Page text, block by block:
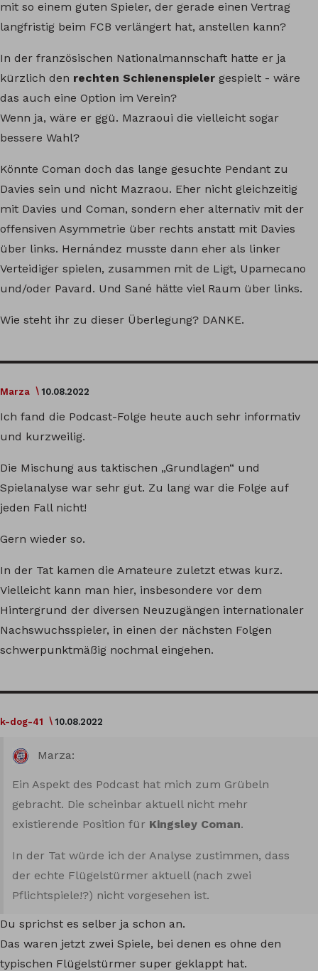
mit so einem guten Spieler, der gerade einen Vertrag
langfristig beim FCB verlängert hat, anstellen kann?
In der französischen Nationalmannschaft hatte er ja
kürzlich den rechten Schienenspieler gespielt - wäre
das auch eine Option im Verein?
Wenn ja, wäre er ggü. Mazraoui die vielleicht sogar
bessere Wahl?
Könnte Coman doch das lange gesuchte Pendant zu
Davies sein und nicht Mazraou. Eher nicht gleichzeitig
mit Davies und Coman, sondern eher alternativ mit der
offensiven Asymmetrie über rechts anstatt mit Davies
über links. Hernández musste dann eher als linker
Verteidiger spielen, zusammen mit de Ligt, Upamecano
und/oder Pavard. Und Sané hätte viel Raum über links.
Wie steht ihr zu dieser Überlegung? DANKE.
Marza 10.08.2022
Ich fand die Podcast-Folge heute auch sehr informativ
und kurzweilig.
Die Mischung aus taktischen „Grundlagen“ und
Spielanalyse war sehr gut. Zu lang war die Folge auf
jeden Fall nicht!
Gern wieder so.
In der Tat kamen die Amateure zuletzt etwas kurz.
Vielleicht kann man hier, insbesondere vor dem
Hintergrund der diversen Neuzugängen internationaler
Nachswuchsspieler, in einen der nächsten Folgen
schwerpunktmäßig nochmal eingehen.
k-dog-41 10.08.2022
Marza:
Ein Aspekt des Podcast hat mich zum Grübeln
gebracht. Die scheinbar aktuell nicht mehr
existierende Position für Kingsley Coman.
In der Tat würde ich der Analyse zustimmen, dass
der echte Flügelstürmer aktuell (nach zwei
Pflichtspiele!?) nicht vorgesehen ist.
Du sprichst es selber ja schon an.
Das waren jetzt zwei Spiele, bei denen es ohne den
typischen Flügelstürmer super geklappt hat.